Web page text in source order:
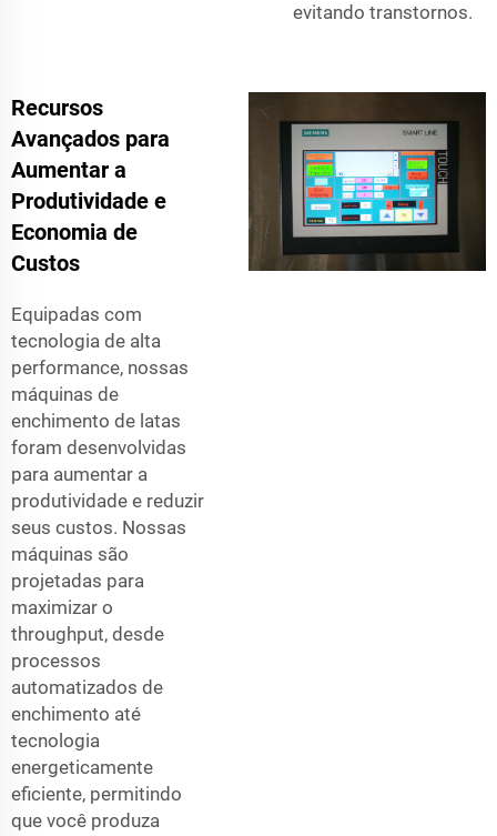
evitando transtornos.
Recursos
Avançados para
Aumentar a
Produtividade e
Economia de
Custos
Equipadas com
tecnologia de alta
performance, nossas
máquinas de
enchimento de latas
foram desenvolvidas
para aumentar a
produtividade e reduzir
seus custos. Nossas
máquinas são
projetadas para
maximizar o
throughput, desde
processos
automatizados de
enchimento até
tecnologia
energeticamente
eficiente, permitindo
que você produza